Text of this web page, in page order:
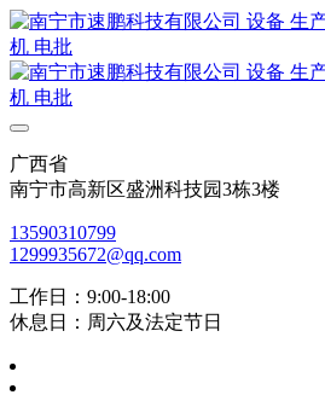
广西省
南宁市高新区盛洲科技园3栋3楼
13590310799
1299935672@qq.com
工作日：9:00-18:00
休息日：周六及法定节日